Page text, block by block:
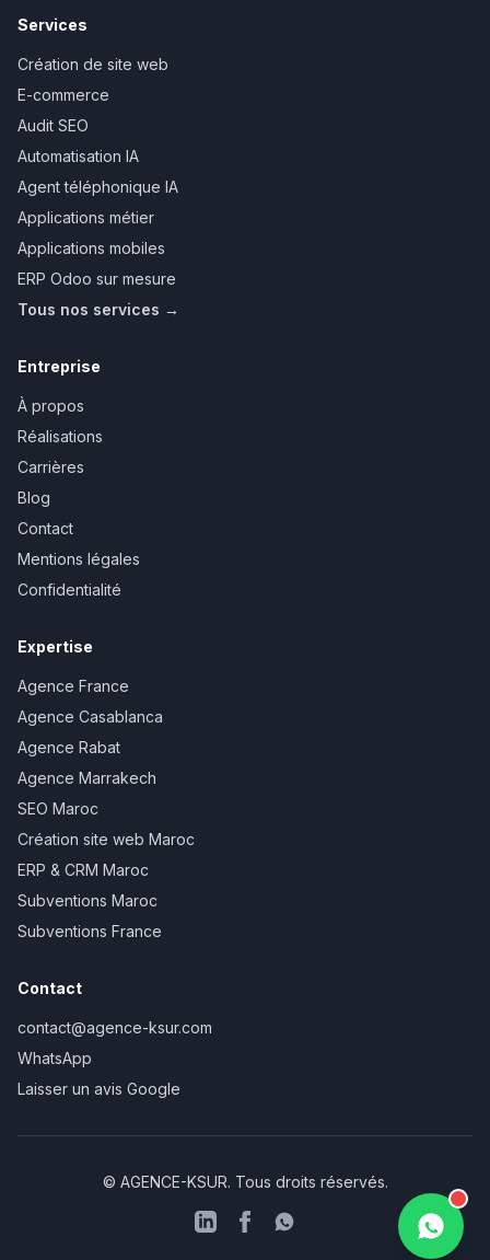
Services
Création de site web
E-commerce
Audit SEO
Automatisation IA
Agent téléphonique IA
Applications métier
Applications mobiles
ERP Odoo sur mesure
Tous nos services →
Entreprise
À propos
Réalisations
Carrières
Blog
Contact
Mentions légales
Confidentialité
Expertise
Agence France
Agence Casablanca
Agence Rabat
Agence Marrakech
SEO Maroc
Création site web Maroc
ERP & CRM Maroc
Subventions Maroc
Subventions France
Contact
contact@agence-ksur.com
WhatsApp
Laisser un avis Google
© AGENCE-KSUR. Tous droits réservés.
Discuter